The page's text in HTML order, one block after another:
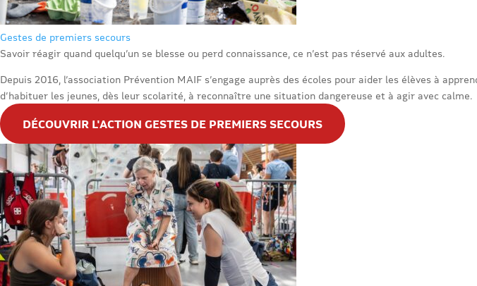
Gestes de premiers secours
Savoir réagir quand quelqu’un se blesse ou perd connaissance, ce n’est pas réservé aux adultes.
Depuis 2016, l’association Prévention MAIF s’engage auprès des écoles pour aider les élèves à
d’habituer les jeunes, dès leur scolarité, à reconnaître une situation dangereuse et à agir avec calme.
DÉCOUVRIR L'ACTION GESTES DE PREMIERS SECOURS